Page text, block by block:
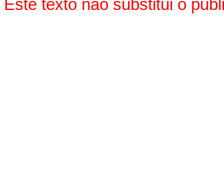
Este texto não substitui o